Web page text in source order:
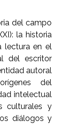
del campo
la historia
lectura en el
del escritor
autoral
del
intelectual
culturales y
diálogos y